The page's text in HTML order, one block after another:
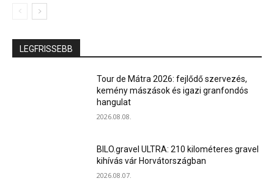
LEGFRISSEBB
Tour de Mátra 2026: fejlődő szervezés,
kemény mászások és igazi granfondós
hangulat
2026.08.08.
BILO.gravel ULTRA: 210 kilométeres gravel
kihívás vár Horvátországban
2026.08.07.